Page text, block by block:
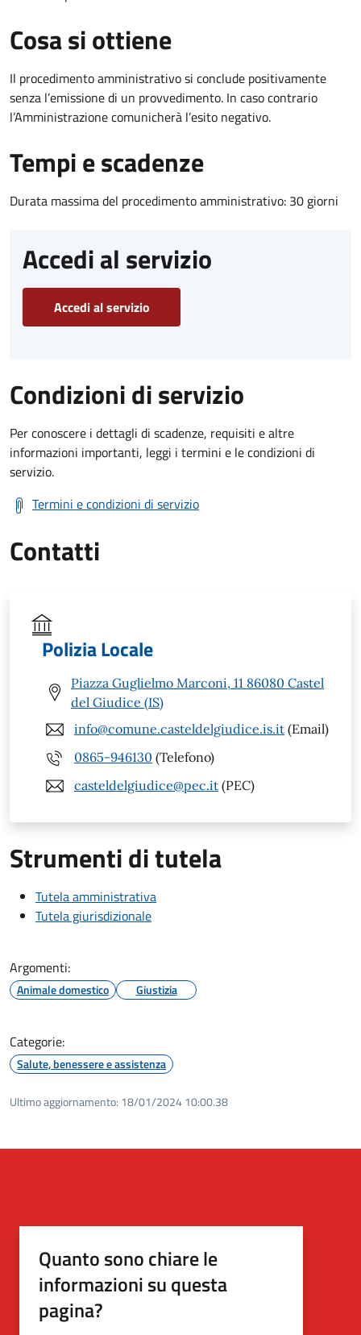
Cosa si ottiene
Il procedimento amministrativo si conclude positivamente
senza l’emissione di un provvedimento. In caso contrario
l’Amministrazione comunicherà l’esito negativo.
Tempi e scadenze
Durata massima del procedimento amministrativo: 30 giorni
Accedi al servizio
Accedi al servizio
Condizioni di servizio
Per conoscere i dettagli di scadenze, requisiti e altre
informazioni importanti, leggi i termini e le condizioni di
servizio.
Termini e condizioni di servizio
Contatti
Polizia Locale
Piazza Guglielmo Marconi, 11 86080 Castel
del Giudice (IS)
info@comune.casteldelgiudice.is.it (Email)
0865-946130 (Telefono)
casteldelgiudice@pec.it (PEC)
Strumenti di tutela
Tutela amministrativa
Tutela giurisdizionale
Argomenti:
Animale domestico Giustizia
Categorie:
Salute, benessere e assistenza
Ultimo aggiornamento: 18/01/2024 10:00.38
Quanto sono chiare le
informazioni su questa
pagina?